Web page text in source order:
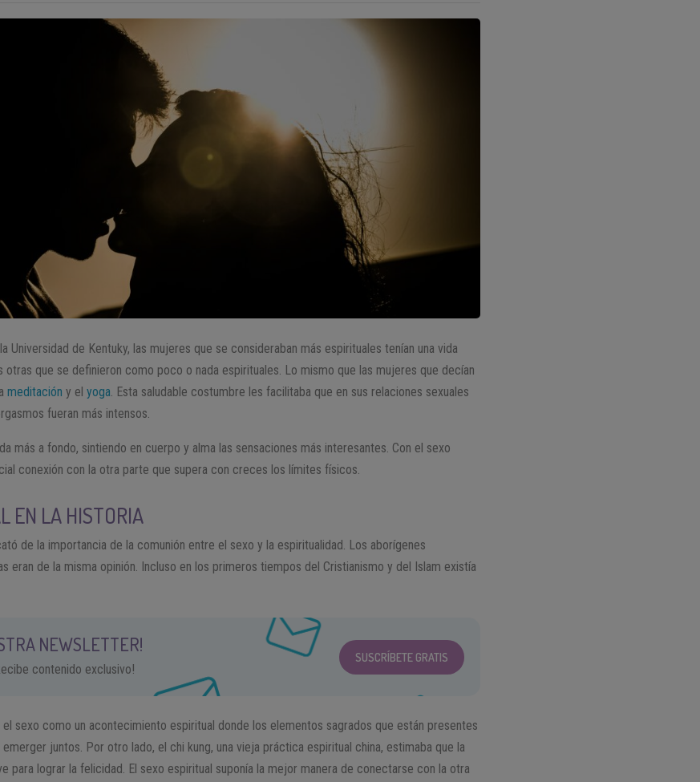
Universidad de Kentuky, las mujeres que se consideraban más espirituales tenían una vida
otras que se definieron como poco o nada espirituales. Lo mismo que las mujeres que decían
meditación y elyoga. Esta saludable costumbre les facilitaba que en sus relaciones sexuales
fueran más intensos.
más a fondo, sintiendo en cuerpo y alma las sensaciones más interesantes. Con el sexo
conexión con la otra parte que supera con creces los límites físicos.
EN LA HISTORIA
de la importancia de la comunión entre el sexo y la espiritualidad. Los aborígenes
eran de la misma opinión. Incluso en los primeros tiempos del Cristianismo y del Islam existía
NEWSLETTER!
contenido exclusivo!
SUSCRÍBETE GRATIS
el sexo como un acontecimiento espiritual donde los elementos sagrados que están presentes
juntos. Por otro lado, el chi kung, una vieja práctica espiritual china, estimaba que la
para lograr la felicidad. El sexo espiritual suponía la mejor manera de conectarse con la otra